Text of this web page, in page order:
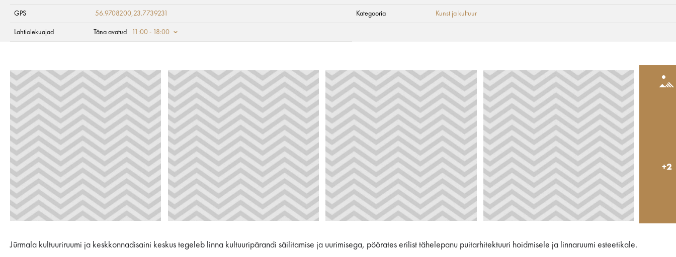
GPS 56.9708200,23.7739231 Kategooria Kunst ja kultuur
Lahtiolekuajad Täna avatud 11:00 - 18:00
+2
Jūrmala kultuuriruumi ja keskkonnadisaini keskus tegeleb linna kultuuripärandi säilitamise ja uurimisega, pöörates erilist tähelepanu puitarhitektuuri hoidmisele ja linnaruumi esteetikale.